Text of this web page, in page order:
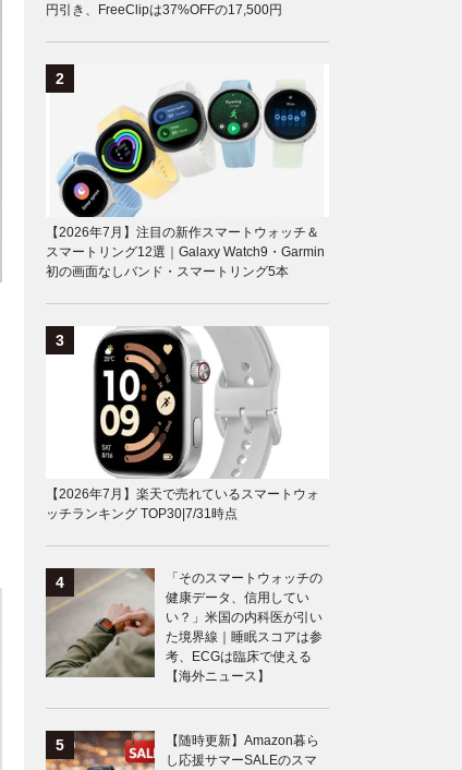
円引き、FreeClipは37%OFFの17,500円
【2026年7月】注目の新作スマートウォッチ＆
スマートリング12選｜Galaxy Watch9・Garmin
初の画面なしバンド・スマートリング5本
【2026年7月】楽天で売れているスマートウォ
ッチランキング TOP30|7/31時点
「そのスマートウォッチの
健康データ、信用してい
い？」米国の内科医が引い
た境界線｜睡眠スコアは参
考、ECGは臨床で使える
【海外ニュース】
【随時更新】Amazon暮ら
し応援サマーSALEのスマ